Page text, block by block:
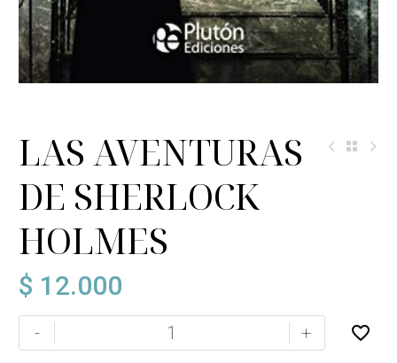
LAS AVENTURAS
DE SHERLOCK
HOLMES
$ 12.000
-
AVENTURAS
+